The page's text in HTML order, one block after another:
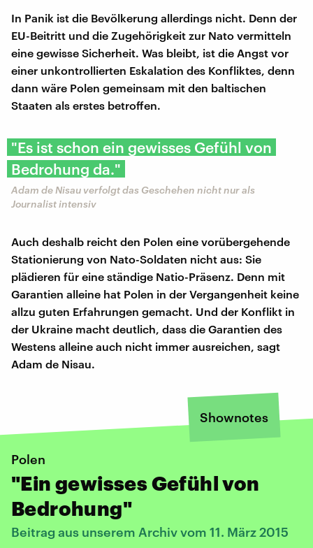
In Panik ist die Bevölkerung allerdings nicht. Denn der
EU-Beitritt und die Zugehörigkeit zur Nato vermitteln
eine gewisse Sicherheit. Was bleibt, ist die Angst vor
einer unkontrollierten Eskalation des Konfliktes, denn
dann wäre Polen gemeinsam mit den baltischen
Staaten als erstes betroffen.
"Es ist schon ein gewisses Gefühl von
Bedrohung da."
Adam de Nisau verfolgt das Geschehen nicht nur als
Journalist intensiv
Auch deshalb reicht den Polen eine vorübergehende
Stationierung von Nato-Soldaten nicht aus: Sie
plädieren für eine ständige Natio-Präsenz. Denn mit
Garantien alleine hat Polen in der Vergangenheit keine
allzu guten Erfahrungen gemacht. Und der Konflikt in
der Ukraine macht deutlich, dass die Garantien des
Westens alleine auch nicht immer ausreichen, sagt
Adam de Nisau.
Shownotes
Polen
"Ein gewisses Gefühl von
Bedrohung"
Beitrag aus unserem Archiv vom 11. März 2015